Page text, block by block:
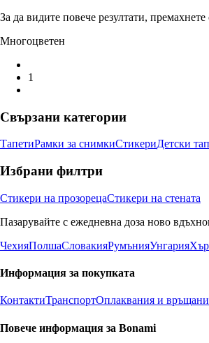
За да видите повече резултати,
Многоцветен
1
Свързани категории
ТапетиРамки за снимкиСтикериДетски
Избрани филтри
Стикери на прозорецаСтикери на стената
Пазарувайте с ежедневна доза ново
ЧехияПолшаСловакияРумънияУнгария
Информация за покупката
КонтактиТранспортОплаквания и
Повече информация за Bonami